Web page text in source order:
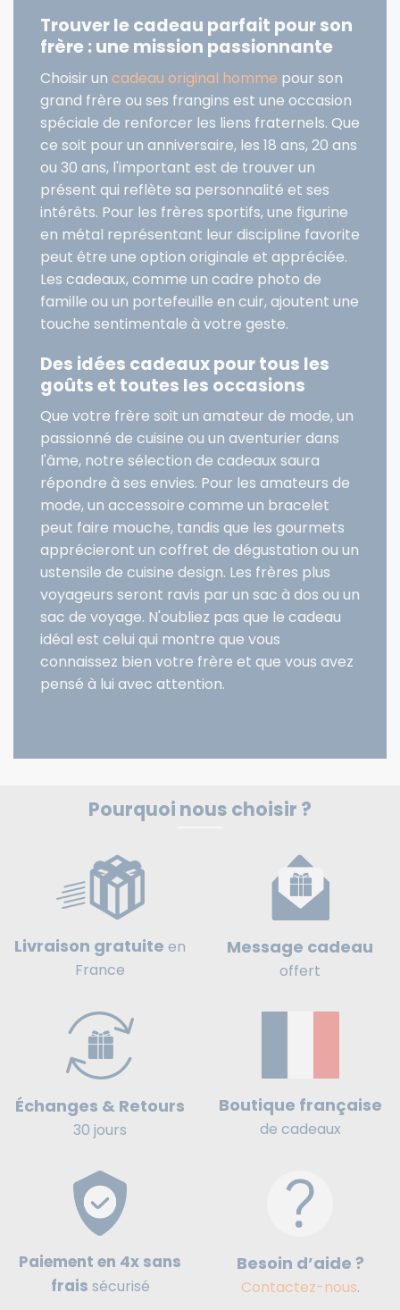
Trouver le cadeau parfait pour son
frère : une mission passionnante
Choisir un cadeau original homme pour son
grand frère ou ses frangins est une occasion
spéciale de renforcer les liens fraternels. Que
ce soit pour un anniversaire, les 18 ans, 20 ans
ou 30 ans, l'important est de trouver un
présent qui reflète sa personnalité et ses
intérêts. Pour les frères sportifs, une figurine
en métal représentant leur discipline favorite
peut être une option originale et appréciée.
Les cadeaux, comme un cadre photo de
famille ou un portefeuille en cuir, ajoutent une
touche sentimentale à votre geste.
Des idées cadeaux pour tous les
goûts et toutes les occasions
Que votre frère soit un amateur de mode, un
passionné de cuisine ou un aventurier dans
l'âme, notre sélection de cadeaux saura
répondre à ses envies. Pour les amateurs de
mode, un accessoire comme un bracelet
peut faire mouche, tandis que les gourmets
apprécieront un coffret de dégustation ou un
ustensile de cuisine design. Les frères plus
voyageurs seront ravis par un sac à dos ou un
sac de voyage. N'oubliez pas que le cadeau
idéal est celui qui montre que vous
connaissez bien votre frère et que vous avez
pensé à lui avec attention.
Pourquoi nous choisir ?
Livraison gratuite en
France
Message cadeau
offert
Échanges & Retours
30 jours
Boutique française
de cadeaux
Paiement en 4x sans
frais sécurisé
Besoin d’aide ?
Contactez-nous.